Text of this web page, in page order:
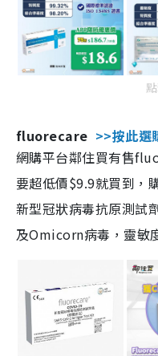
fluorecare >>按此選
網購平台鄰住買有售
要超低價$9.9就買到，
新型冠狀病毒抗原測試
及Omicorn病毒，靈敏